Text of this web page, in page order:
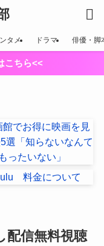
タメ ドラマ 俳優・脚
こちら<<
配信無料視聴